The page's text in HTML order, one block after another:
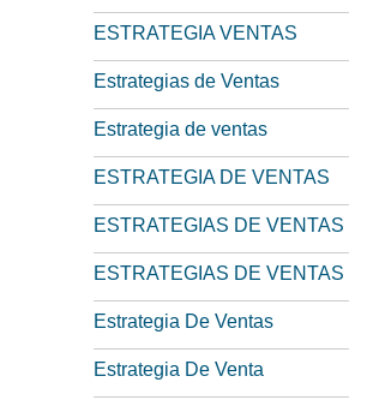
ESTRATEGIA VENTAS
Estrategias de Ventas
Estrategia de ventas
ESTRATEGIA DE VENTAS
ESTRATEGIAS DE VENTAS
ESTRATEGIAS DE VENTAS
Estrategia De Ventas
Estrategia De Venta